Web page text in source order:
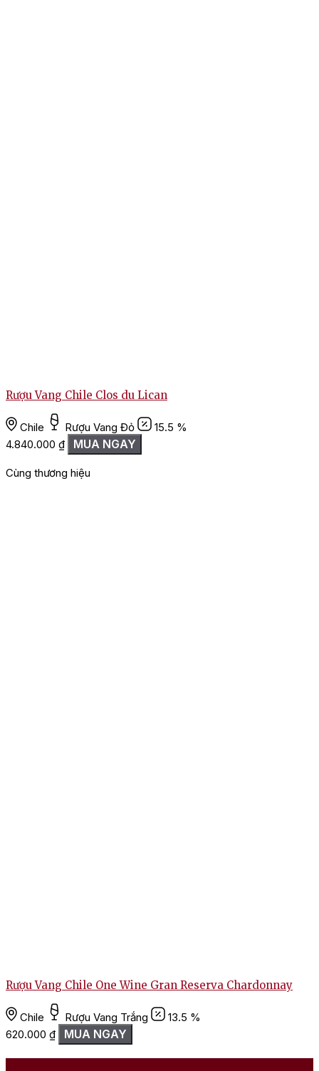
Rượu Vang Chile Clos du Lican
Chile Rượu Vang Đỏ
15.5 %
4.840.000 ₫ MUA NGAY
Cùng thương hiệu
Rượu Vang Chile One Wine Gran Reserva Chardonnay
Chile Rượu Vang Trắng
13.5 %
620.000 ₫ MUA NGAY